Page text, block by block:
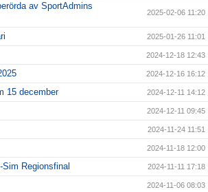
av SportAdmins
2025-02-06 11:20
2025-01-26 11:01
2024-12-18 12:43
2024-12-16 16:12
15 december 2024-12-11 14:12
2024-12-11 09:45
2024-11-24 11:51
2024-11-18 12:00
Regionsfinal 2024-11-11 17:18
2024-11-06 08:03